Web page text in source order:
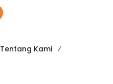
Tentang Kami